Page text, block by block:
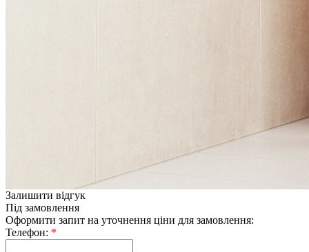
Залишити відгук
Під замовлення
Оформити запит на уточнення ціни для замовлення:
Телефон: *